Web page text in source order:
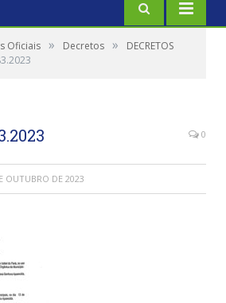
Oficiais » Decretos »
DECRETOS
0
OUTUBRO DE 2023